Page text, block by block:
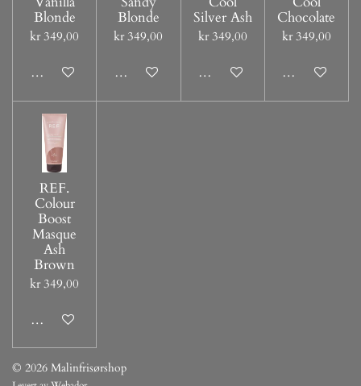
Blonde
kr 349,00
Legg til handlevogn
Blonde
kr 349,00
Legg til handlevogn
Silver Ash
kr 349,00
Legg til handlevogn
Chocolate
kr 349,00
Legg til
REF.
Colour
Boost
Masque
Ash
Brown
kr 349,00
Legg til handlevogn
© 2026 Malinfrisørshop